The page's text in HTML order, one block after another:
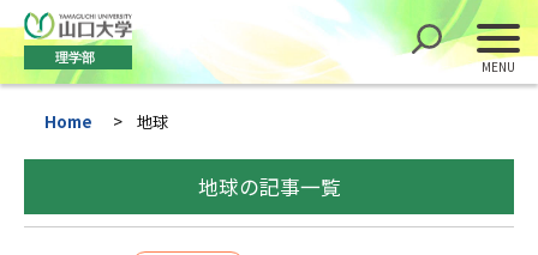
理学部
Home > 地球
地球の記事一覧